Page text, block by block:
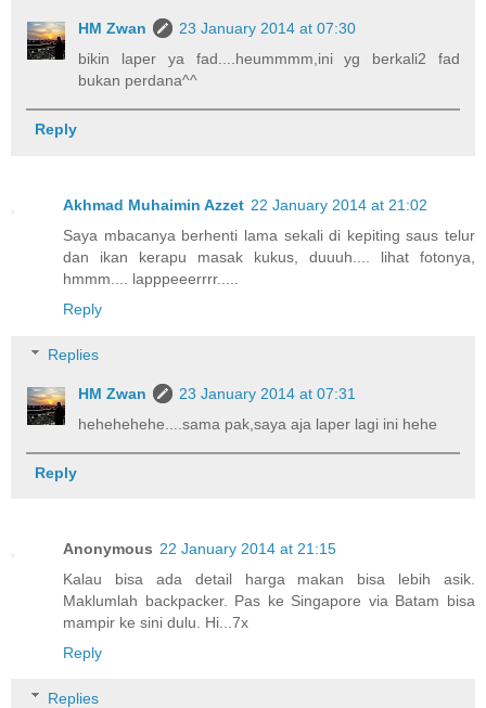
HM Zwan
23 January 2014 at 07:30
bikin laper ya fad....heummmm,ini yg berkali2 fad
bukan perdana^^
Reply
Akhmad Muhaimin Azzet 22 January 2014 at 21:02
Saya mbacanya berhenti lama sekali di kepiting saus telur
dan ikan kerapu masak kukus, duuuh.... lihat fotonya,
hmmm.... lapppeeerrrr.....
Reply
Replies
HM Zwan
23 January 2014 at 07:31
hehehehehe....sama pak,saya aja laper lagi ini hehe
Reply
Anonymous 22 January 2014 at 21:15
Kalau bisa ada detail harga makan bisa lebih asik.
Maklumlah backpacker. Pas ke Singapore via Batam bisa
mampir ke sini dulu. Hi...7x
Reply
Replies